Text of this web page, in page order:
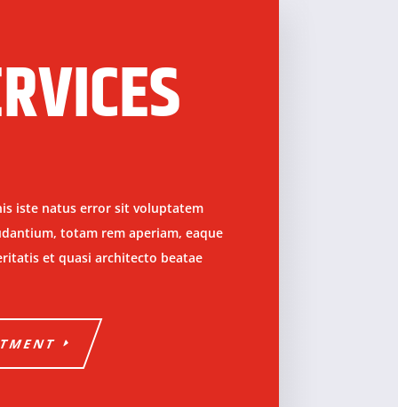
iste natus error sit voluptatem
totam rem aperiam, eaque
et quasi architecto beatae